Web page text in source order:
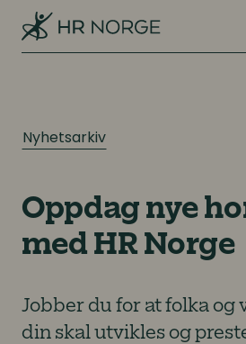
Nyhetsarkiv
Oppdag nye
med HR Norge
Jobber du for at folka og
din skal utvikles og